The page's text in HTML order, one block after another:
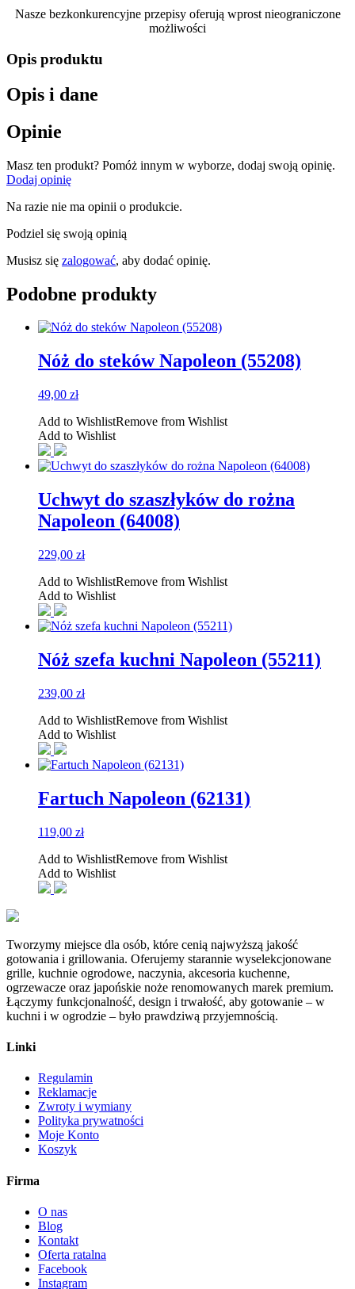
Nasze bezkonkurencyjne przepisy oferują wprost nieograniczone
możliwości
Opis produktu
Opis i dane
Opinie
Masz ten produkt? Pomóż innym w wyborze, dodaj swoją opinię.
Dodaj opinię
Na razie nie ma opinii o produkcie.
Podziel się swoją opinią
Musisz się zalogować, aby dodać opinię.
Podobne produkty
Nóż do steków Napoleon (55208)
49,00 zł
Add to WishlistRemove from Wishlist
Add to Wishlist
Uchwyt do szaszłyków do rożna
Napoleon (64008)
229,00 zł
Add to WishlistRemove from Wishlist
Add to Wishlist
Nóż szefa kuchni Napoleon (55211)
239,00 zł
Add to WishlistRemove from Wishlist
Add to Wishlist
Fartuch Napoleon (62131)
119,00 zł
Add to WishlistRemove from Wishlist
Add to Wishlist
Tworzymy miejsce dla osób, które cenią najwyższą jakość
gotowania i grillowania. Oferujemy starannie wyselekcjonowane
grille, kuchnie ogrodowe, naczynia, akcesoria kuchenne,
ogrzewacze oraz japońskie noże renomowanych marek premium.
Łączymy funkcjonalność, design i trwałość, aby gotowanie – w
kuchni i w ogrodzie – było prawdziwą przyjemnością.
Linki
Regulamin
Reklamacje
Zwroty i wymiany
Polityka prywatności
Moje Konto
Koszyk
Firma
O nas
Blog
Kontakt
Oferta ratalna
Facebook
Instagram